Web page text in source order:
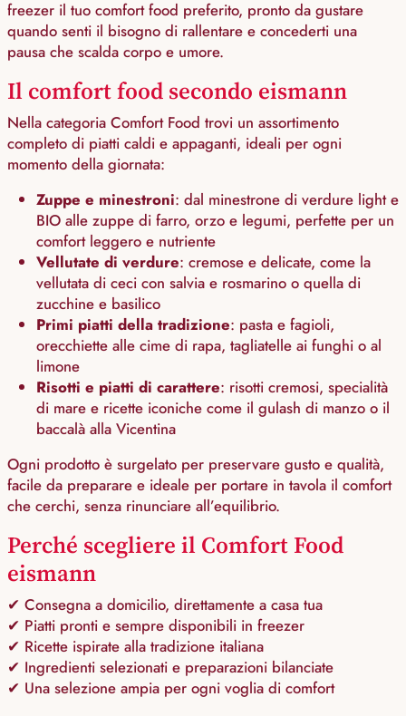
freezer il tuo comfort food preferito, pronto da gustare
quando senti il bisogno di rallentare e concederti una
pausa che scalda corpo e umore.
Il comfort food secondo eismann
Nella categoria Comfort Food trovi un assortimento
completo di piatti caldi e appaganti, ideali per ogni
momento della giornata:
Zuppe e minestroni: dal minestrone di verdure light e
BIO alle zuppe di farro, orzo e legumi, perfette per un
comfort leggero e nutriente
Vellutate di verdure: cremose e delicate, come la
vellutata di ceci con salvia e rosmarino o quella di
zucchine e basilico
Primi piatti della tradizione: pasta e fagioli,
orecchiette alle cime di rapa, tagliatelle ai funghi o al
limone
Risotti e piatti di carattere: risotti cremosi, specialità
di mare e ricette iconiche come il gulash di manzo o il
baccalà alla Vicentina
Ogni prodotto è surgelato per preservare gusto e qualità,
facile da preparare e ideale per portare in tavola il comfort
che cerchi, senza rinunciare all’equilibrio.
Perché scegliere il Comfort Food
eismann
✔ Consegna a domicilio, direttamente a casa tua
✔ Piatti pronti e sempre disponibili in freezer
✔ Ricette ispirate alla tradizione italiana
✔ Ingredienti selezionati e preparazioni bilanciate
✔ Una selezione ampia per ogni voglia di comfort